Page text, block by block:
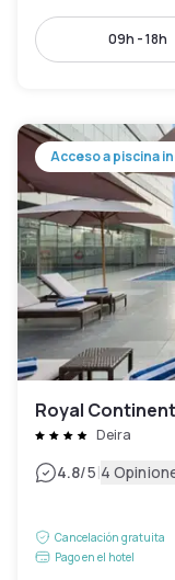
09h - 18h
Acceso a piscina
Royal
Deira
4.8/5|4
Cancelación gratuita
Pago en el hotel